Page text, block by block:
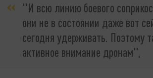
"И всю линию боевого
они не в состоянии даже вот
сегодня удерживать. Поэтому
активное внимание дронам",